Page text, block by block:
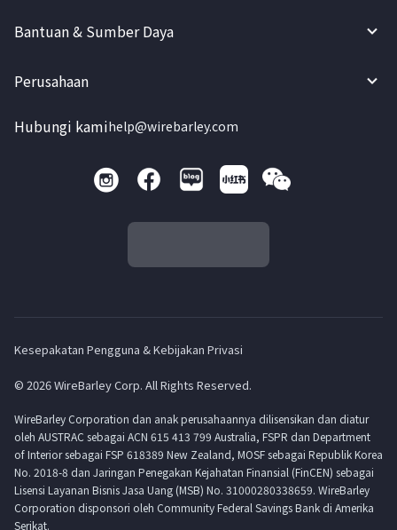
Bantuan & Sumber Daya
Perusahaan
Hubungi kamihelp@wirebarley.com
Kesepakatan Pengguna & Kebijakan Privasi
© 2026 WireBarley Corp. All Rights Reserved.
WireBarley Corporation dan anak perusahaannya dilisensikan dan diatur
oleh AUSTRAC sebagai ACN 615 413 799 Australia, FSPR dan Department
of Interior sebagai FSP 618389 New Zealand, MOSF sebagai Republik Korea
No. 2018-8 dan Jaringan Penegakan Kejahatan Finansial (FinCEN) sebagai
Lisensi Layanan Bisnis Jasa Uang (MSB) No. 31000280338659. WireBarley
Corporation disponsori oleh Community Federal Savings Bank di Amerika
Serikat.